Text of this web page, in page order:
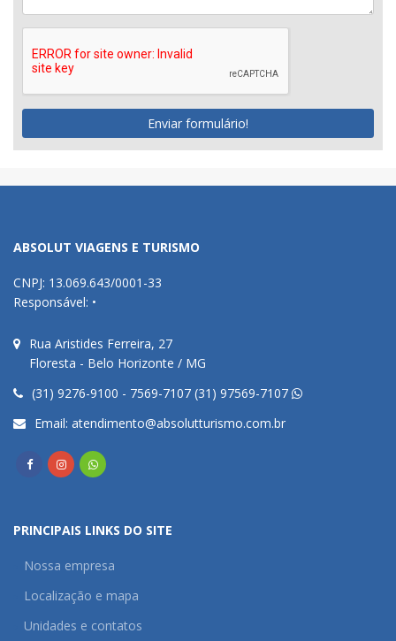
Enviar formulário!
ABSOLUT VIAGENS E TURISMO
CNPJ: 13.069.643/0001-33
Responsável: •
Rua Aristides Ferreira, 27
Floresta - Belo Horizonte / MG
(31) 9276-9100 - 7569-7107 (31) 97569-7107
Email: atendimento@absolutturismo.com.br
PRINCIPAIS LINKS DO SITE
Nossa empresa
Localização e mapa
Unidades e contatos